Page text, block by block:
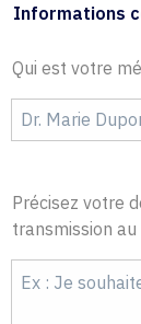
Informations
Qui est votre
Précisez votre
transmission